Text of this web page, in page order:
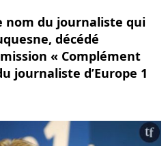
nom du journaliste qui
décédé
« Complément
journaliste d’Europe 1